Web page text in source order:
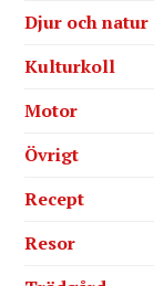
Djur och natur
Kulturkoll
Motor
Övrigt
Recept
Resor